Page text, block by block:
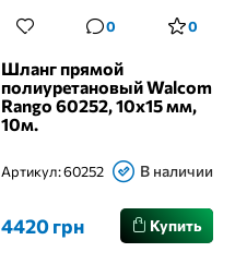
0 0
Шланг прямой
полиуретановый Walcom
Rango 60252, 10х15 мм,
10м.
Артикул:60252 В наличии
4420 грн Купить